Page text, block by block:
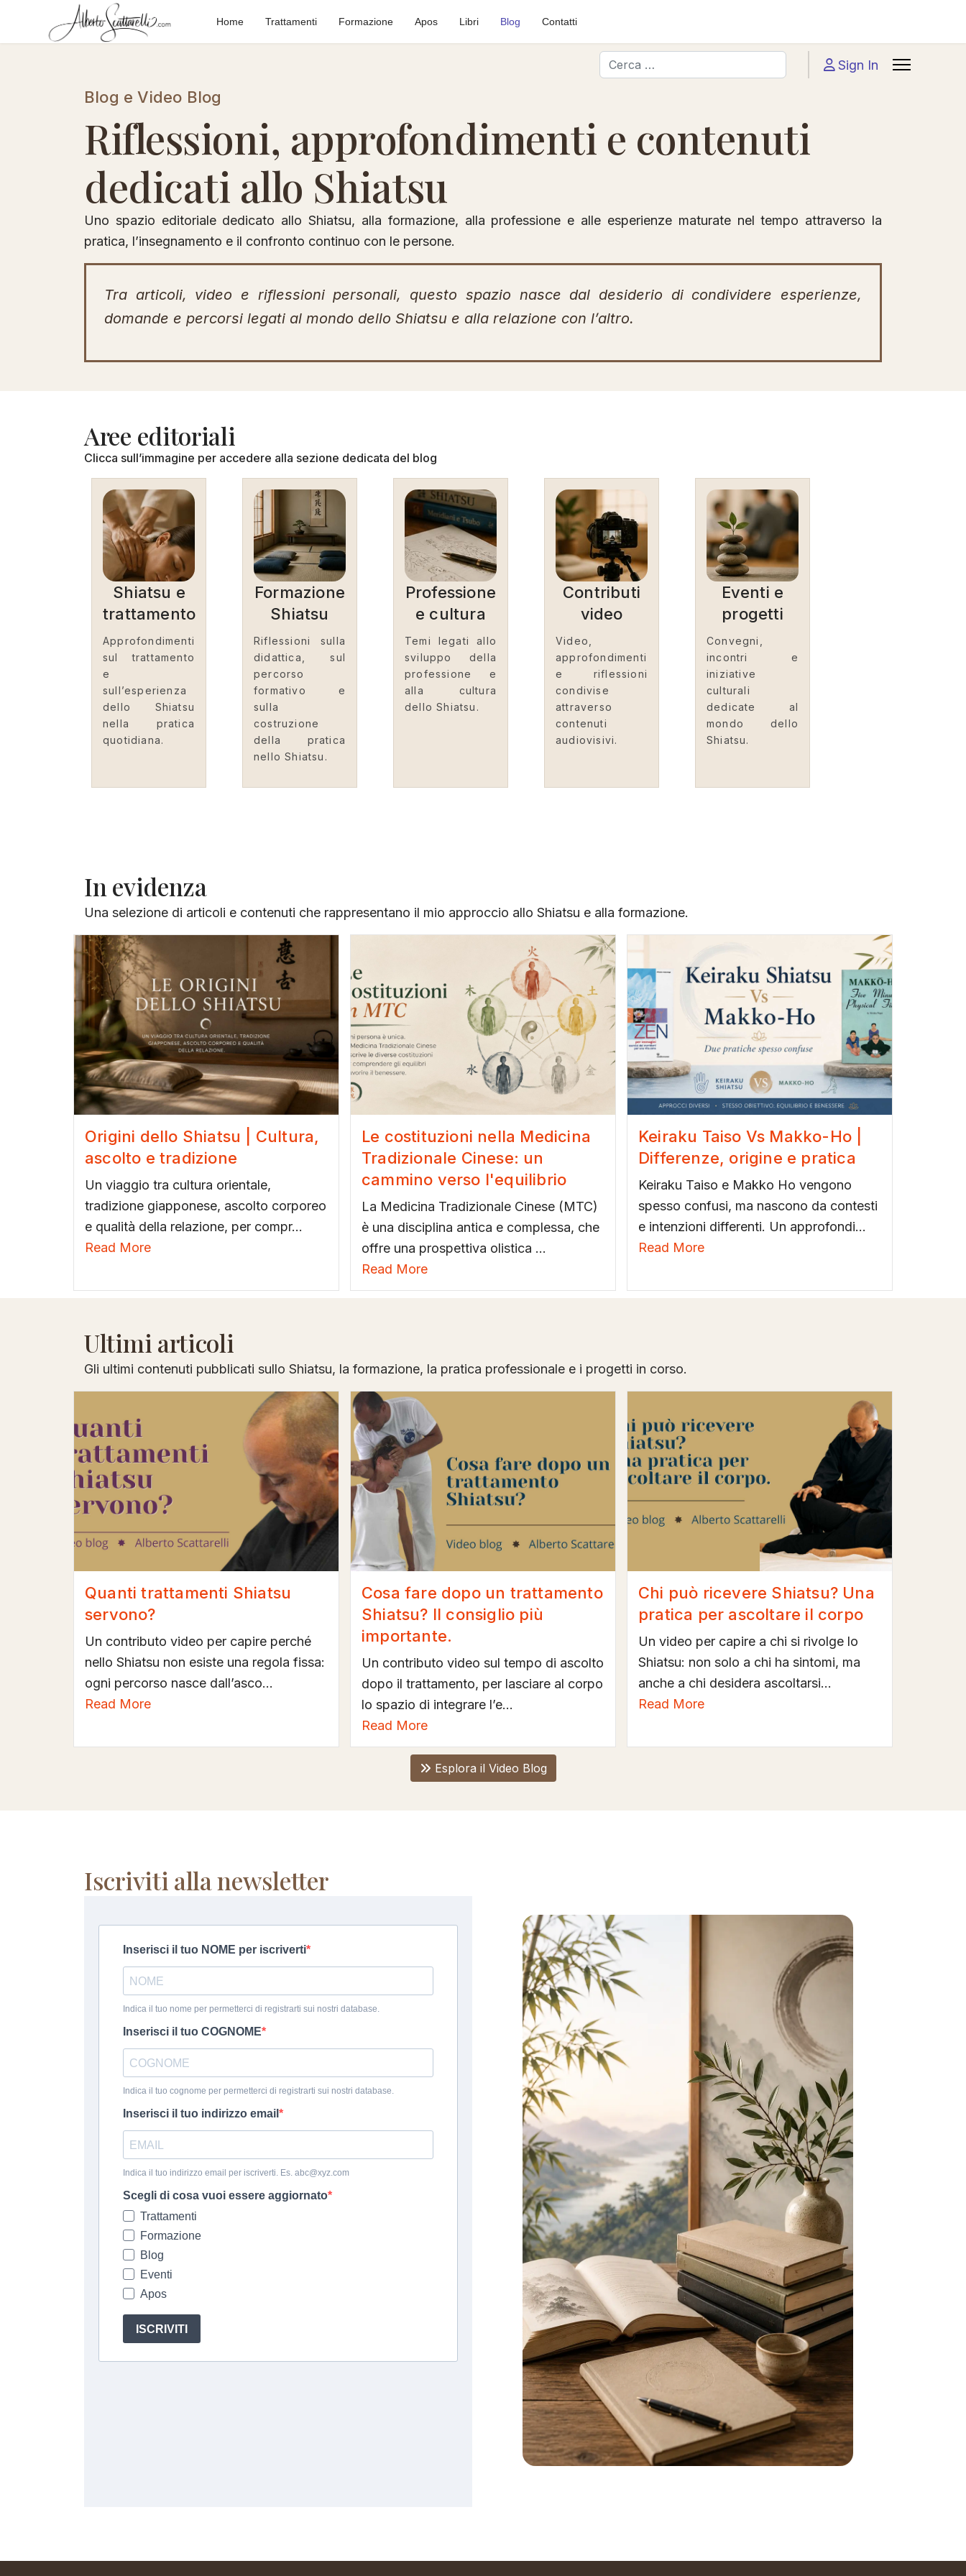
Home Trattamenti Formazione Apos Libri Blog Contatti
Cerca Sign In
Blog e Video Blog
Riflessioni, approfondimenti e contenuti
dedicati allo Shiatsu
Uno spazio editoriale dedicato allo Shiatsu, alla formazione, alla professione e alle esperienze maturate nel tempo attraverso la
pratica, l’insegnamento e il confronto continuo con le persone.
Tra articoli, video e riflessioni personali, questo spazio nasce dal desiderio di condividere esperienze,
domande e percorsi legati al mondo dello Shiatsu e alla relazione con l’altro.
Aree editoriali
Clicca sull’immagine per accedere alla sezione dedicata del blog
Shiatsu e
trattamento
Approfondimenti
sul trattamento
e
sull’esperienza
dello Shiatsu
nella pratica
quotidiana.
Formazione
Shiatsu
Riflessioni sulla
didattica, sul
percorso
formativo e
sulla
costruzione
della pratica
nello Shiatsu.
Professione
e cultura
Temi legati allo
sviluppo della
professione e
alla cultura
dello Shiatsu.
Contributi
video
Video,
approfondimenti
e riflessioni
condivise
attraverso
contenuti
audiovisivi.
Eventi e
progetti
Convegni,
incontri e
iniziative
culturali
dedicate al
mondo dello
Shiatsu.
In evidenza
Una selezione di articoli e contenuti che rappresentano il mio approccio allo Shiatsu e alla formazione.
Origini dello Shiatsu | Cultura,
ascolto e tradizione
Un viaggio tra cultura orientale,
tradizione giapponese, ascolto corporeo
e qualità della relazione, per compr...
Read More
Le costituzioni nella Medicina
Tradizionale Cinese: un
cammino verso l'equilibrio
La Medicina Tradizionale Cinese (MTC)
è una disciplina antica e complessa, che
offre una prospettiva olistica ...
Read More
Keiraku Taiso Vs Makko-Ho |
Differenze, origine e pratica
Keiraku Taiso e Makko Ho vengono
spesso confusi, ma nascono da contesti
e intenzioni differenti. Un approfondi...
Read More
Ultimi articoli
Gli ultimi contenuti pubblicati sullo Shiatsu, la formazione, la pratica professionale e i progetti in corso.
Quanti trattamenti Shiatsu
servono?
Un contributo video per capire perché
nello Shiatsu non esiste una regola fissa:
ogni percorso nasce dall’asco...
Read More
Cosa fare dopo un trattamento
Shiatsu? Il consiglio più
importante.
Un contributo video sul tempo di ascolto
dopo il trattamento, per lasciare al corpo
lo spazio di integrare l’e...
Read More
Chi può ricevere Shiatsu? Una
pratica per ascoltare il corpo
Un video per capire a chi si rivolge lo
Shiatsu: non solo a chi ha sintomi, ma
anche a chi desidera ascoltarsi...
Read More
Esplora il Video Blog
Iscriviti alla newsletter